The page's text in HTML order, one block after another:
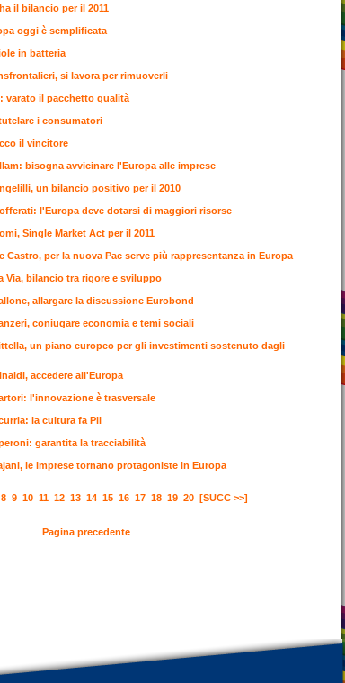
il bilancio per il 2011
oggi è semplificata
in batteria
si lavora per rimuoverli
varato il pacchetto qualità
i consumatori
il vincitore
bisogna avvicinare l'Europa alle imprese
un bilancio positivo per il 2010
l'Europa deve dotarsi di maggiori risorse
Single Market Act per il 2011
Castro, per la nuova Pac serve più rappresentanza in Europa
Via, bilancio tra rigore e sviluppo
allargare la discussione Eurobond
coniugare economia e temi sociali
un piano europeo per gli investimenti sostenuto dagli
accedere all'Europa
l'innovazione è trasversale
la cultura fa Pil
garantita la tracciabilità
le imprese tornano protagoniste in Europa
8 9 10 11 12 13 14 15 16 17 18 19 20 [SUCC >>]
Pagina precedente